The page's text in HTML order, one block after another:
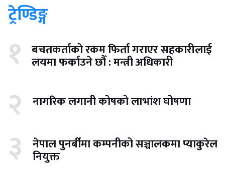
ट्रेण्डिङ्ग
१ बचतकर्ताको रकम फिर्ता गराएर सहकारीलाई
लयमा फर्काउने छौँ : मन्त्री अधिकारी
२ नागरिक लगानी कोषको लाभांश घोषणा
३ नेपाल पुनर्बीमा कम्पनीको सञ्चालकमा प्याकुरेल
नियुक्त